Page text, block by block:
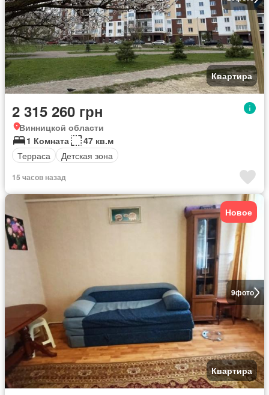
Квартира
2 315 260 грн
Винницкой области
1 Комната
47 кв.м
Терраса
Детская зона
15 часов назад
9фото
Новое
Квартира